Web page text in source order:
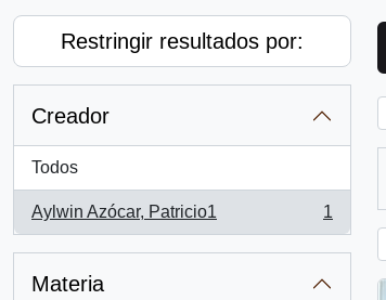
Restringir resultados por:
Creador
Todos
Aylwin Azócar, Patricio1
, 1 resultados
1
Materia